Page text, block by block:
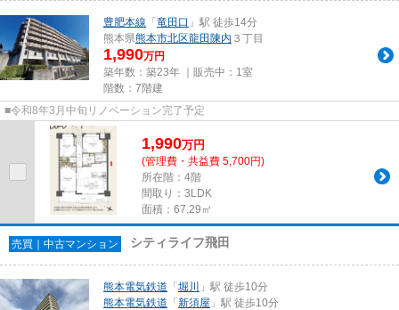
豊肥本線 「 竜田口 」駅 徒歩14分
熊本県熊本市北区龍田陳内 ３丁目
1,990万円
築年数：築23年 ｜販売中： 1室
階数：7階建
■令和8年3月中旬リノベーション完了予定
1,990万円
(管理費・共益費 5,700円)
所在階：4階
間取り：3LDK
面積：67.29㎡
売買｜中古マンション シティライフ飛田
熊本電気鉄道 「 堀川
」駅 徒歩10分
熊本電気鉄道 「 新須屋 」駅 徒歩10分